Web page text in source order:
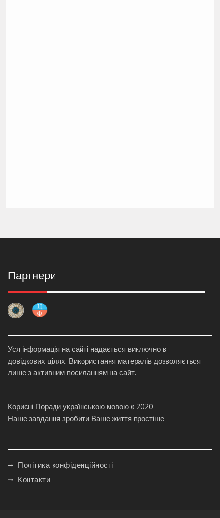
Партнери
Уся інформація на сайті надається виключно в
довідкових цілях. Використання матералів дозволяється
лише з активним посиланням на сайт.
Корисні Поради українською мовою © 2020
Наше завдання зробити Ваше життя простіше!
Політика конфіденційності
Контакти